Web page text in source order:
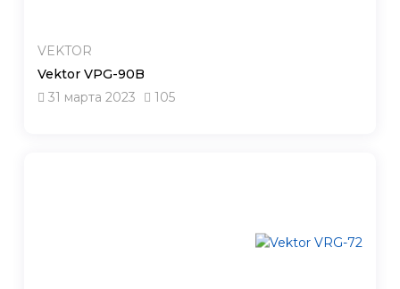
VEKTOR
Vektor VPG-90B
31 марта 2023
105